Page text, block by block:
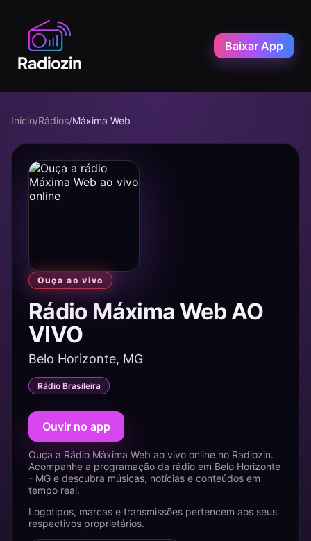
Baixar App
Início/Rádios/Máxima Web
Ouça ao vivo
Rádio Máxima Web AO
VIVO
Belo Horizonte, MG
Rádio Brasileira
Ouvir no app
Ouça a Rádio Máxima Web ao vivo online no Radiozin.
Acompanhe a programação da rádio em Belo Horizonte
- MG e descubra músicas, notícias e conteúdos em
tempo real.
Logotipos, marcas e transmissões pertencem aos seus
respectivos proprietários.